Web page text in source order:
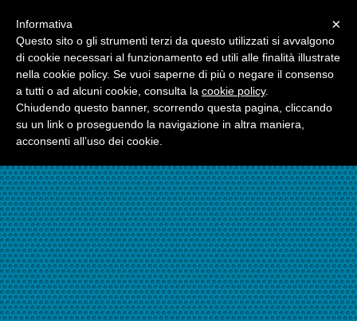
☎324.7403485
×
Informativa
Questo sito o gli strumenti terzi da questo utilizzati si avvalgono
di cookie necessari al funzionamento ed utili alle finalità illustrate
nella cookie policy. Se vuoi saperne di più o negare il consenso
a tutti o ad alcuni cookie, consulta la cookie policy.
Chiudendo questo banner, scorrendo questa pagina, cliccando
su un link o proseguendo la navigazione in altra maniera,
acconsenti all’uso dei cookie.